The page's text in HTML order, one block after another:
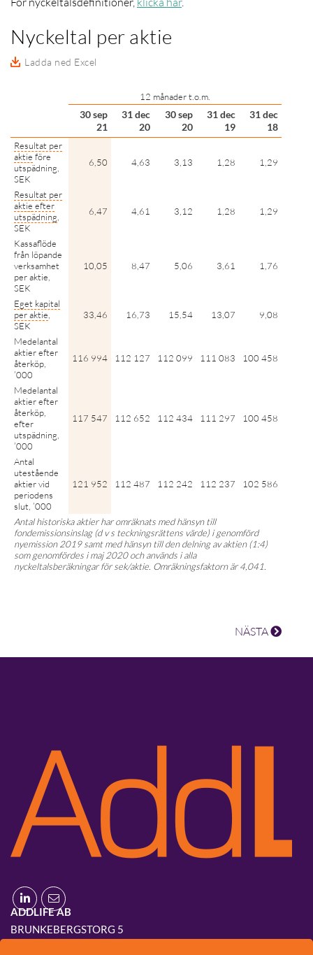
Nyckeltal per aktie
Ladda ned Excel
12 månader t.o.m.
30 sep
21
31 dec
20
30 sep
20
31 dec
19
31 dec
18
Resultat per
aktie före
utspädning,
SEK
6,50 4,63 3,13 1,28 1,29
Resultat per
aktie efter
utspädning
SEK
6,47 4,61 3,12 1,28 1,29
Kassaflöde
från löpande
verksamhet
per aktie,
SEK
10,05 8,47 5,06 3,61 1,76
Eget kapital
per aktie
SEK
33,46 16,73 15,54 13,07 9,08
Medelantal
aktier efter
återköp,
’000
116 994 112 127 112 099 111 083 100 458
Medelantal
aktier efter
återköp,
efter
utspädning,
’000
117 547 112 652 112 434 111 297 100 458
Antal
utestående
aktier vid
periodens
slut, ’000
121 952 112 487 112 242 112 237 102 586
Antal historiska aktier har omräknats med hänsyn till
fondemissionsinslag (d v s teckningsrättens värde) i genomförd
nyemission 2019 samt med hänsyn till den delning av aktien (1:4)
som genomfördes i maj 2020 och används i alla
nyckeltalsberäkningar för sek/aktie. Omräkningsfaktorn är 4,041.
NÄSTA
ADDLIFE AB
BRUNKEBERGSTORG 5